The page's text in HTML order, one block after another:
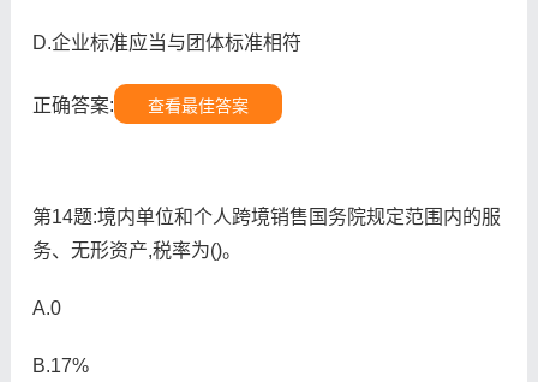
D.企业标准应当与团体标准相符
正确答案: 查看最佳答案
第14题:境内单位和个人跨境销售国务院规定范围内的服
务、无形资产,税率为()。
A.0
B.17%